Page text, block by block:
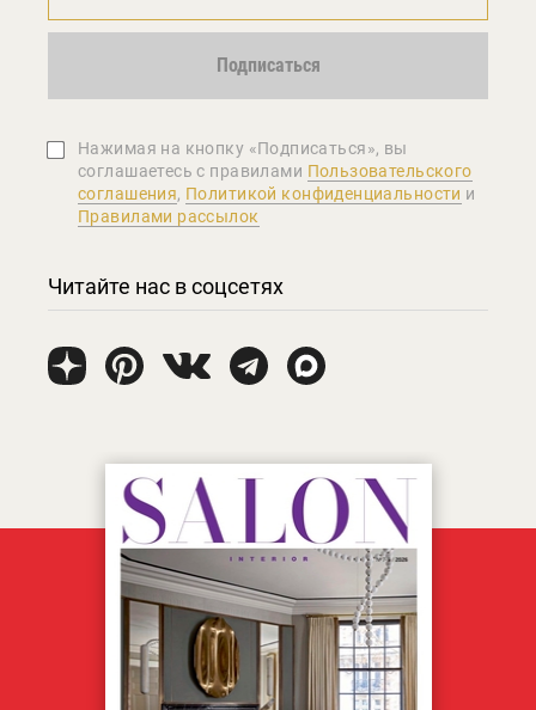
Подписаться
Нажимая на кнопку «Подписаться», вы
соглашаетеcь с правилами Пользовательского
соглашения, Политикой конфиденциальности и
Правилами рассылок
Читайте нас в соцсетях